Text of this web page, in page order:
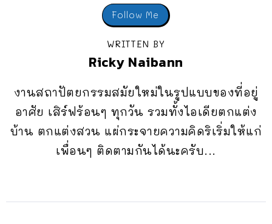
Follow Me
WRITTEN BY
Ricky Naibann
งานสถาปัตยกรรมสมัยใหม่ในรูปแบบของที่อยู่
อาศัย เสิร์ฟร้อนๆ ทุกวัน รวมทั้งไอเดียตกแต่ง
บ้าน ตกแต่งสวน แผ่กระจายความคิดริเริ่มให้แก่
เพื่อนๆ ติดตามกันได้นะครับ...